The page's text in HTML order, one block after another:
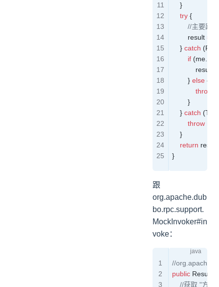
    }
    try
{
//主要跟
        result
=
    }
catch (
        if
(me
            result
        }
else {
            throw
        }
    }
catch (
        throw
    }
    return
result
}
跟
org.apache.dub
bo.rpc.support.
MockInvoker#in
voke：
//
public Result
//获取 "方